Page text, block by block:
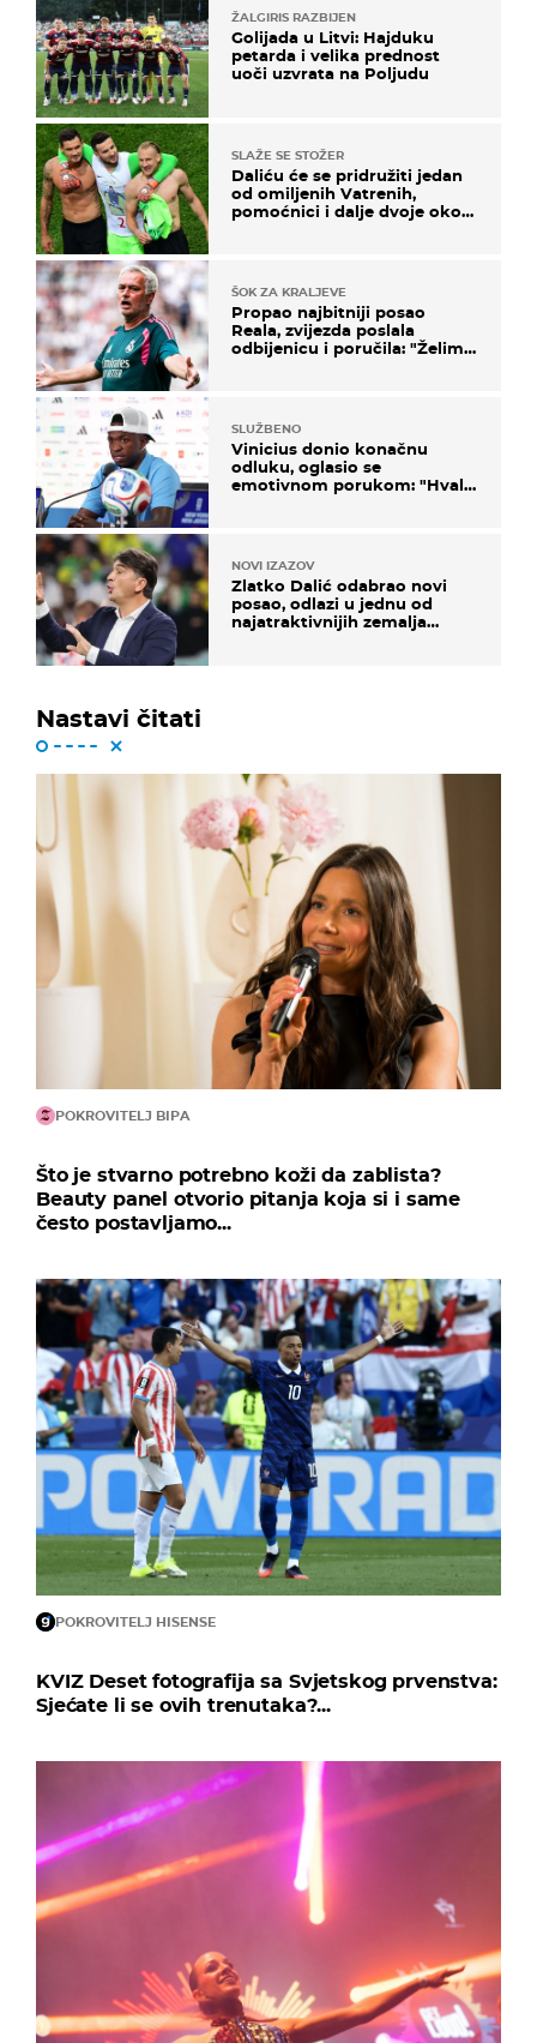
ŽALGIRIS RAZBIJEN
Golijada u Litvi: Hajduku
petarda i velika prednost
uoči uzvrata na Poljudu
SLAŽE SE STOŽER
Daliću će se pridružiti jedan
od omiljenih Vatrenih,
pomoćnici i dalje dvoje oko
ŠOK ZA KRALJEVE
Propao najbitniji posao
Reala, zvijezda poslala
odbijenicu i poručila: "Želim
SLUŽBENO
Vinicius donio konačnu
odluku, oglasio se
emotivnom porukom: "Hvala
NOVI IZAZOV
Zlatko Dalić odabrao novi
posao, odlazi u jednu od
najatraktivnijih zemalja
Nastavi čitati
POKROVITELJ BIPA
Što je stvarno potrebno koži da zablista?
Beauty panel otvorio pitanja koja si i same
često postavljamo...
POKROVITELJ HISENSE
KVIZ Deset fotografija sa Svjetskog prvenstva:
Sjećate li se ovih trenutaka?...